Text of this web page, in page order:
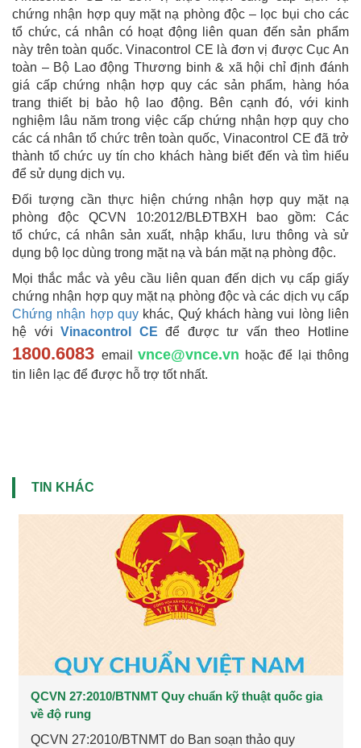
chứng nhận hợp quy mặt nạ phòng độc – lọc bụi cho các
tổ chức, cá nhân có hoạt động liên quan đến sản phẩm
này trên toàn quốc. Vinacontrol CE là đơn vị được Cục An
toàn – Bộ Lao động Thương binh & xã hội chỉ định đánh
giá cấp chứng nhận hợp quy các sản phẩm, hàng hóa
trang thiết bị bảo hộ lao động. Bên cạnh đó, với kinh
nghiệm lâu năm trong việc cấp chứng nhận hợp quy cho
các cá nhân tổ chức trên toàn quốc, Vinacontrol CE đã trở
thành tổ chức uy tín cho khách hàng biết đến và tìm hiểu
để sử dụng dịch vụ.
Đối tượng cần thực hiện chứng nhận hợp quy mặt nạ
phòng độc QCVN 10:2012/BLĐTBXH bao gồm: Các
tổ chức, cá nhân sản xuất, nhập khẩu, lưu thông và sử
dụng bộ lọc dùng trong mặt nạ và bán mặt nạ phòng độc.
Mọi thắc mắc và yêu cầu liên quan đến dịch vụ cấp giấy
chứng nhận hợp quy mặt nạ phòng độc và các dịch vụ cấp
Chứng nhận hợp quykhác, Quý khách hàng vui lòng liên
hệ vớiVinacontrol CE để được tư vấn theo Hotline
1800.6083 email vnce@vnce.vn hoặc để lại thông
tin liên lạc để được hỗ trợ tốt nhất.
TIN KHÁC
QCVN 27:2010/BTNMT Quy chuẩn kỹ thuật quốc gia
về độ rung
QCVN 27:2010/BTNMT do Ban soạn thảo quy